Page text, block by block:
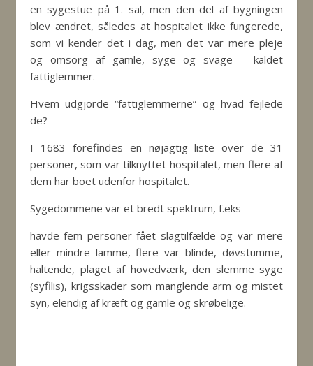
en sygestue på 1. sal, men den del af bygningen
blev ændret, således at hospitalet ikke fungerede,
som vi kender det i dag, men det var mere pleje
og omsorg af gamle, syge og svage – kaldet
fattiglemmer.
Hvem udgjorde “fattiglemmerne” og hvad fejlede
de?
I 1683 forefindes en nøjagtig liste over de 31
personer, som var tilknyttet hospitalet, men flere af
dem har boet udenfor hospitalet.
Sygedommene var et bredt spektrum, f.eks
havde fem personer fået slagtilfælde og var mere
eller mindre lamme, flere var blinde, døvstumme,
haltende, plaget af hovedværk, den slemme syge
(syfilis), krigsskader som manglende arm og mistet
syn, elendig af kræft og gamle og skrøbelige.